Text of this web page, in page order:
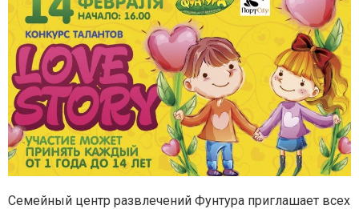
Семейный центр развлечений Фунтура приглашает всех